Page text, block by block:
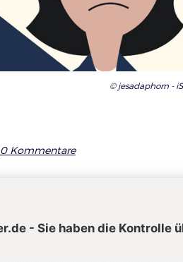
© jesadaphorn -
0 Kommentare